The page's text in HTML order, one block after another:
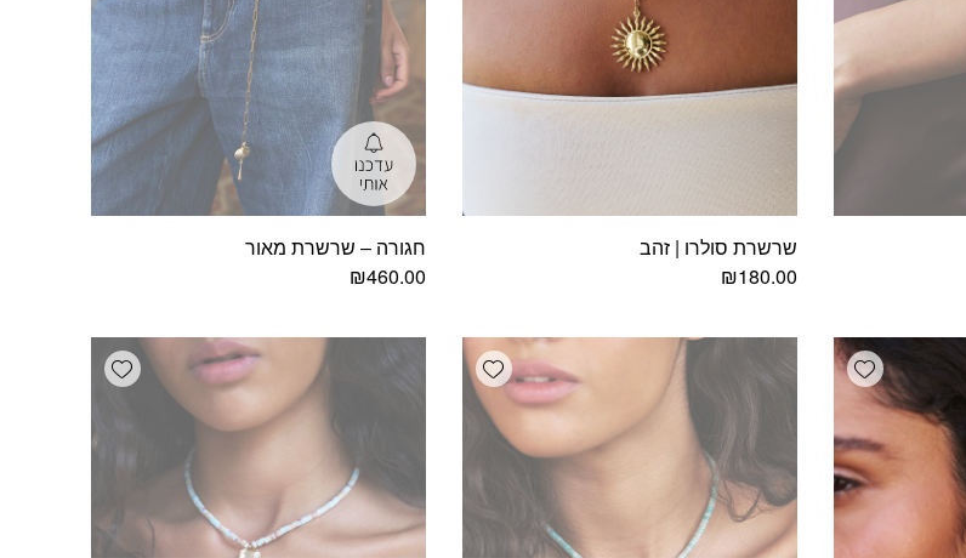
שרשרת סולרו | זהב
₪180.00
חגורה – שרשרת מאור
₪460.00
Add wishlist
Add wishlist
Add wishlist